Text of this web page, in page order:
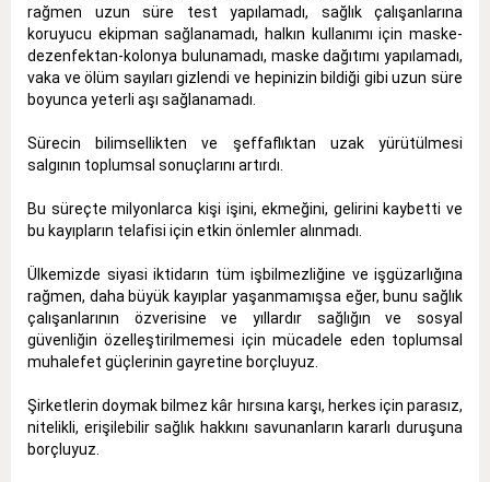
rağmen uzun süre test yapılamadı, sağlık çalışanlarına
koruyucu ekipman sağlanamadı, halkın kullanımı için maske-
dezenfektan-kolonya bulunamadı, maske dağıtımı yapılamadı,
vaka ve ölüm sayıları gizlendi ve hepinizin bildiği gibi uzun süre
boyunca yeterli aşı sağlanamadı.
Sürecin bilimsellikten ve şeffaflıktan uzak yürütülmesi
salgının toplumsal sonuçlarını artırdı.
Bu süreçte milyonlarca kişi işini, ekmeğini, gelirini kaybetti ve
bu kayıpların telafisi için etkin önlemler alınmadı.
Ülkemizde siyasi iktidarın tüm işbilmezliğine ve işgüzarlığına
rağmen, daha büyük kayıplar yaşanmamışsa eğer, bunu sağlık
çalışanlarının özverisine ve yıllardır sağlığın ve sosyal
güvenliğin özelleştirilmemesi için mücadele eden toplumsal
muhalefet güçlerinin gayretine borçluyuz.
Şirketlerin doymak bilmez kâr hırsına karşı, herkes için parasız,
nitelikli, erişilebilir sağlık hakkını savunanların kararlı duruşuna
borçluyuz.